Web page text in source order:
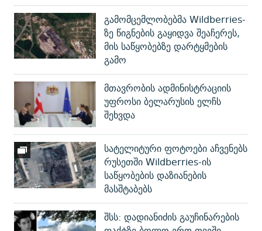
გამომცემლობებმა Wildberries-
ზე წიგნების გაყიდვა შეაჩერეს,
მის საწყობებზე დარტყმების
გამო
მთავრობის ადმინისტრაციის
უფროსი ბელარუსის ელჩს
შეხვდა
სატელიტური ფოტოები აჩვენებს
რუსეთში Wildberries-ის
საწყობების დაზიანების
მასშტაბებს
შსს: დადიანიძის გაუჩინარების